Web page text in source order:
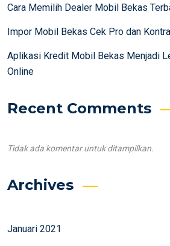
Cara Memilih Dealer Mobil Bekas
Impor Mobil Bekas Cek Pro dan
Aplikasi Kredit Mobil Bekas Menjadi
Online
Recent Comments
Tidak ada komentar untuk ditampilkan.
Archives
Januari 2021